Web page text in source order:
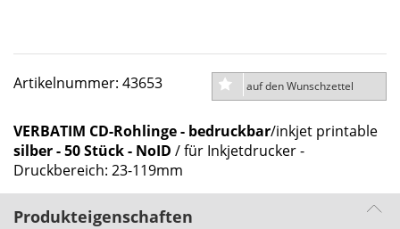
Artikelnummer: 43653 auf den Wunschzettel
VERBATIM CD-Rohlinge - bedruckbar/inkjet printable
silber - 50 Stück - NoID / für Inkjetdrucker -
Druckbereich: 23-119mm
Produkteigenschaften